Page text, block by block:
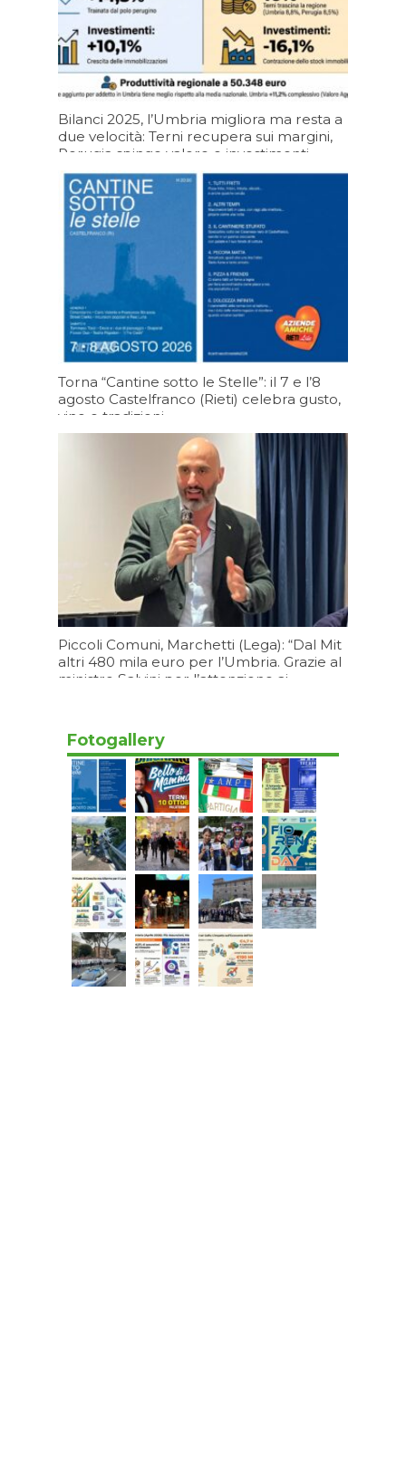
Bilanci 2025, l’Umbria migliora ma resta a
due velocità: Terni recupera sui margini,
Perugia spinge valore e investimenti
05/08/2026 19:20
Torna “Cantine sotto le Stelle”: il 7 e l’8
agosto Castelfranco (Rieti) celebra gusto,
vino e tradizioni.
Piccoli Comuni, Marchetti (Lega): “Dal Mit
altri 480 mila euro per l’Umbria. Grazie al
ministro Salvini per l’attenzione ai
Fotogallery